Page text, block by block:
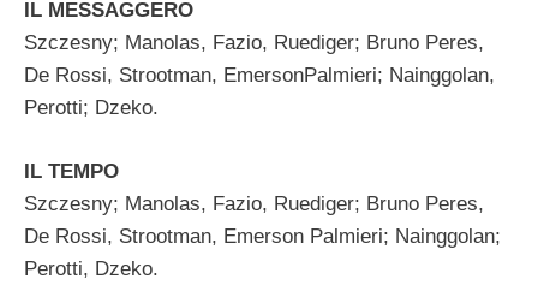
IL MESSAGGERO
Szczesny; Manolas, Fazio, Ruediger; Bruno Peres,
De Rossi, Strootman, EmersonPalmieri; Nainggolan,
Perotti; Dzeko.
IL TEMPO
Szczesny; Manolas, Fazio, Ruediger; Bruno Peres,
De Rossi, Strootman, Emerson Palmieri; Nainggolan;
Perotti, Dzeko.